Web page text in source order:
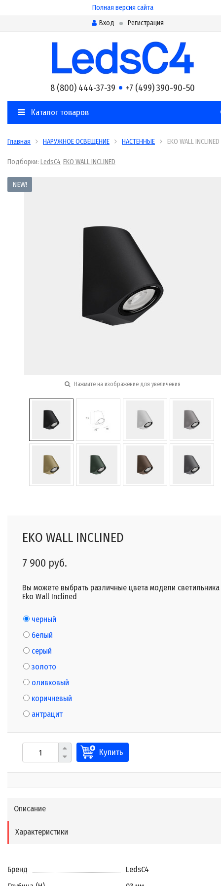
Полная версия сайта
Вход
Регистрация
8 (800) 444-37-39 +7 (499) 390-90-50
Каталог товаров
Главная НАРУЖНОЕ ОСВЕЩЕНИЕ НАСТЕННЫЕ EKO WALL INCLINED
Подборки: LedsC4 EKO WALL INCLINED
NEW!
Нажмите на изображение для увеличения
EKO WALL INCLINED
7 900 руб.
Вы можете выбрать различные цвета модели светильника
Eko Wall Inclined
черный
белый
серый
золото
оливковый
коричневый
антрацит
Купить
Описание
Характеристики
Бренд
LedsC4